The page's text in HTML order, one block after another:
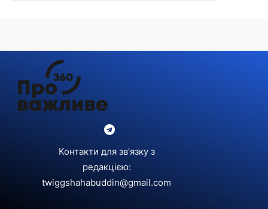
Контакти для зв'язку з
редакцією:
twiggshahabuddin@gmail.com